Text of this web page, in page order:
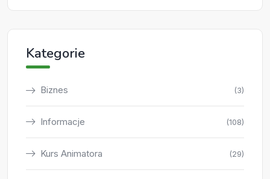
Kategorie
Biznes (3)
Informacje (108)
Kurs Animatora (29)